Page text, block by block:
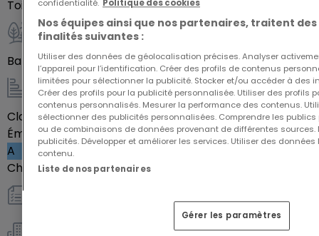
parents et familles, faite d'un logement
composant la résidence Topaze, votre lieu de vie
ou votre investissement immobilier.
Toilettes séparées2
Extérieur
Balcon26m²
Energie / Chauffage
Classe énergétiqueVide
Émission de gaz à effet de serre (GES)
A
Chauffage au gazOui
confidentialité. Politique des cookies
Nos équipes ainsi que nos partenaires, traitent
finalités suivantes :
Utiliser des données de géolocalisation précises. Analyser
l’appareil pour l’identification. Créer des profils de contenus
limitées pour sélectionner la publicité. Stocker et/ou accéder à des
Créer des profils pour la publicité personnalisée. Utiliser des profils
contenus personnalisés. Mesurer la performance des contenus.
sélectionner des publicités personnalisées. Comprendre les
ou de combinaisons de données provenant de différentes sources.
publicités. Développer et améliorer les services. Utiliser des
contenu.
Liste de nos partenaires
Gérer les paramètres